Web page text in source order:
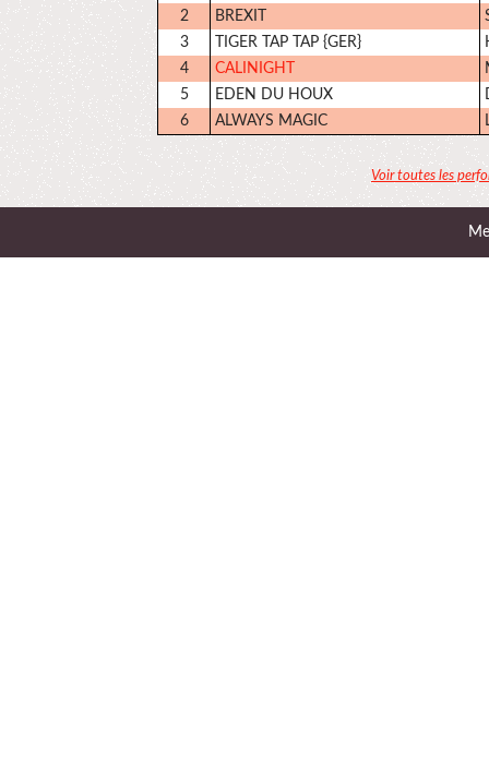
2 BREXIT
3
TIGER TAP TAP {GER}
4
CALINIGHT
5
EDEN DU HOUX
6
ALWAYS MAGIC
Voir toutes les